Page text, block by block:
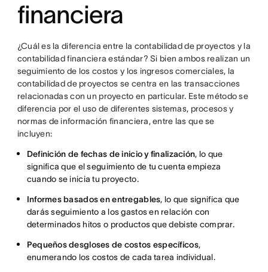
financiera
¿Cuál es la diferencia entre la contabilidad de proyectos y la
contabilidad financiera estándar? Si bien ambos realizan un
seguimiento de los costos y los ingresos comerciales, la
contabilidad de proyectos se centra en las transacciones
relacionadas con un proyecto en particular. Este método se
diferencia por el uso de diferentes sistemas, procesos y
normas de información financiera, entre las que se
incluyen:
Definición de fechas de inicio y finalización, lo que
significa que el seguimiento de tu cuenta empieza
cuando se inicia tu proyecto.
Informes basados ​​en entregables, lo que significa que
darás seguimiento a los gastos en relación con
determinados hitos o productos que debiste comprar.
Pequeños desgloses de costos específicos,
enumerando los costos de cada tarea individual.